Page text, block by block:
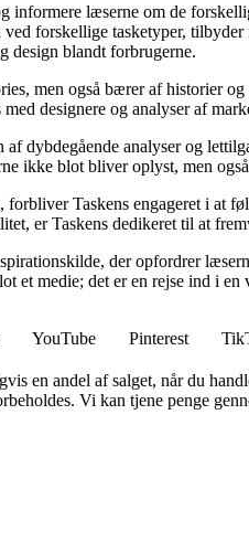
informere læserne om de
forskellige tasketyper,
design blandt forbrugerne.
men også bærer af
designere og analyser af
dybdegående analyser og
ikke blot bliver oplyst, men
Taskens engageret i at
er Taskens dedikeret til at
der opfordrer
et medie; det er en rejse ind i
YouTube Pinterest
en andel af salget, når du
Vi kan tjene penge